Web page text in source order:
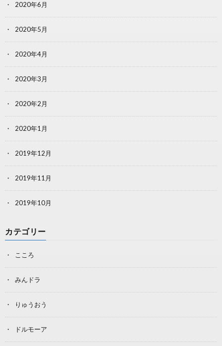
2020年6月
2020年5月
2020年4月
2020年3月
2020年2月
2020年1月
2019年12月
2019年11月
2019年10月
カテゴリー
こころ
みんドラ
りゅうおう
ドルモーア